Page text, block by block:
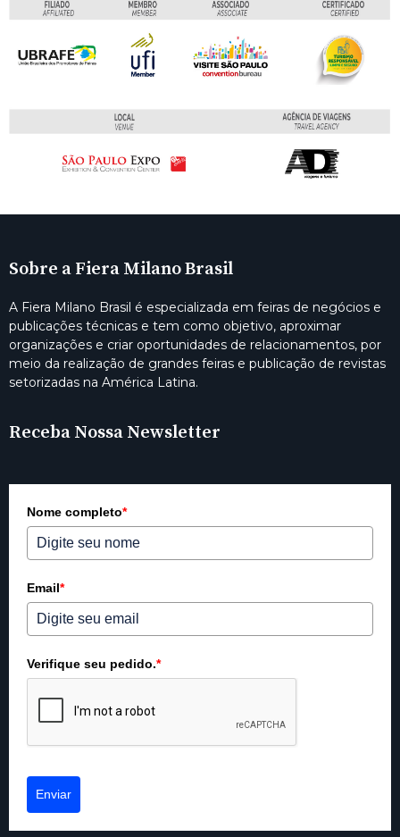
Sobre a Fiera Milano Brasil
A Fiera Milano Brasil é especializada em feiras de negócios e
publicações técnicas e tem como objetivo, aproximar
organizações e criar oportunidades de relacionamentos, por
meio da realização de grandes feiras e publicação de revistas
setorizadas na América Latina.
Receba Nossa Newsletter
Nome completo*
Email*
Verifique seu pedido.*
Enviar